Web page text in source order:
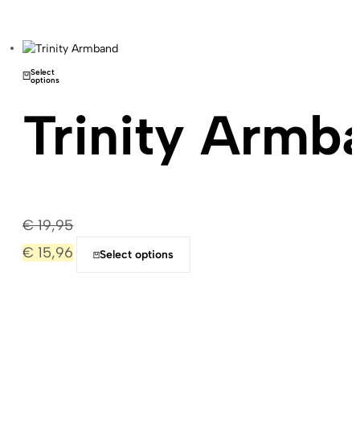
Select
options
Trinity
€19,95
€ 15,96 Select options